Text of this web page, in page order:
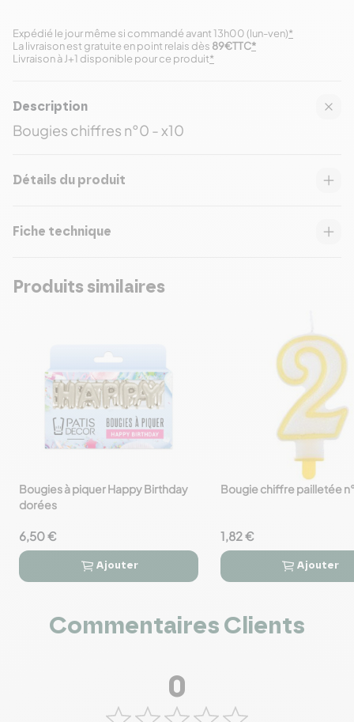
Expédié le jour même si commandé avant 13h00 (lun-ven)*
Livraison à J+1 disponible pour ce produit*
La livraison est gratuite en point relais dès 89€TTC*
Description
Bougies chiffres n°0 - x10
Détails du produit
Fiche technique
Produits similaires
favorite_border
Bougies à piquer Happy Birthday
dorées
6,50 €
 
Ajouter
favorite_border
Bougie chiffre pailletée
1,82 €
 
Ajouter
Commentaires Clients
0